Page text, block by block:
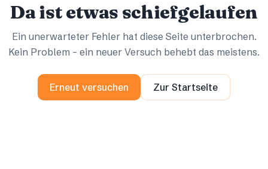
Da ist etwas schiefgelaufen
Ein unerwarteter Fehler hat diese Seite unterbrochen.
Kein Problem – ein neuer Versuch behebt das meistens.
Erneut versuchen Zur Startseite